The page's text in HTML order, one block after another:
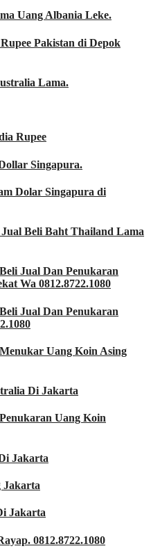
Uang Albania Leke.
Pakistan di Depok
Lama.
Rupee
Singapura.
Dolar Singapura di
Beli Baht Thailand Lama
Jual Dan Penukaran
Wa 0812.8722.1080
Jual Dan Penukaran
Uang Koin Asing
Di Jakarta
Uang Koin
Jakarta
Jakarta
Jakarta
0812.8722.1080